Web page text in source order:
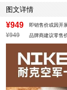
图文详情
¥949 即销售价或因开
¥949 品牌商建议零售